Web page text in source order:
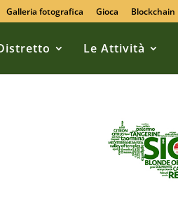
Galleria fotografica Gioca Blockchain
Le Attività